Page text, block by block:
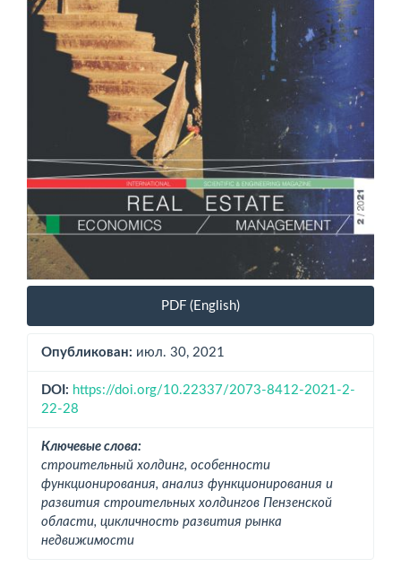
PDF (English)
Опубликован: июл. 30, 2021
DOI: https://doi.org/10.22337/2073-8412-2021-2-
22-28
Ключевые слова:
строительный холдинг, особенности
функционирования, анализ функционирования и
развития строительных холдингов Пензенской
области, цикличность развития рынка
недвижимости